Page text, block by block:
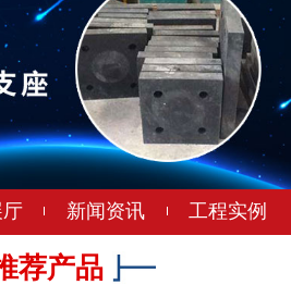
新闻资讯 工程实例
荐产品
抗震支座
网架钢铰支座